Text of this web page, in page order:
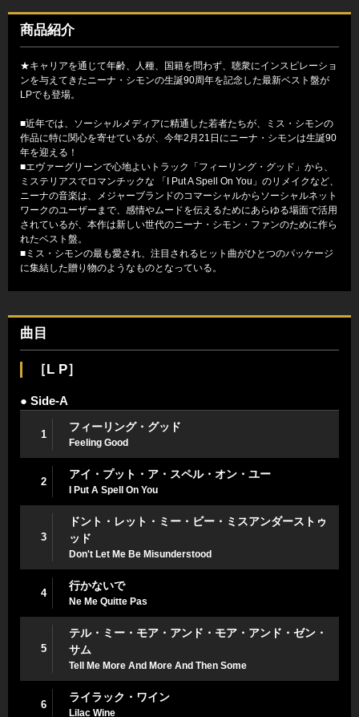
商品紹介
★キャリアを通じて年齢、人種、国籍を問わず、聴衆にインスピレーショ
ンを与えてきたニーナ・シモンの生誕90周年を記念した最新ベスト盤が
LPでも登場。
■近年では、ソーシャルメディアに精通した若者たちが、ミス・シモンの
作品に特に関心を寄せているが、今年2月21日にニーナ・シモンは生誕90
年を迎える！
■エヴァーグリーンで心地よいトラック「フィーリング・グッド」から、
ミステリアスでロマンチックな 「I Put A Spell On You」のリメイクなど、
ニーナの音楽は、メジャーブランドのコマーシャルからソーシャルネット
ワークのユーザーまで、感情やムードを伝えるためにあらゆる場面で活用
されているが、本作は新しい世代のニーナ・シモン・ファンのために作ら
れたベスト盤。
■ミス・シモンの最も愛され、注目されるヒット曲がひとつのパッケージ
に集結した贈り物のようなものとなっている。
曲目
［L P］
● Side-A
1
フィーリング・グッド
Feeling Good
2
アイ・プット・ア・スペル・オン・ユー
I Put A Spell On You
3
ドント・レット・ミー・ビー・ミスアンダーストゥ
ッド
Don't Let Me Be Misunderstood
4
行かないで
Ne Me Quitte Pas
5
テル・ミー・モア・アンド・モア・アンド・ゼン・
サム
Tell Me More And More And Then Some
6
ライラック・ワイン
Lilac Wine